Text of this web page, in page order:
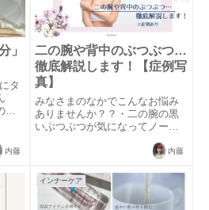
」
タ
•飲
内藤
二の腕や背中のぶつぶつ…
徹底解説します！【症例写
真】
みなさまのなかでこんなお悩み
ありませんか？？・二の腕の黒
いぶつぶつが気になってノース
キビなのかわからないぶつぶつ
てごわついている…このぶつぶ
つ、ゴワつきの正体は毛孔性苔
癬と呼ばれるもの...
内藤
インナーケア